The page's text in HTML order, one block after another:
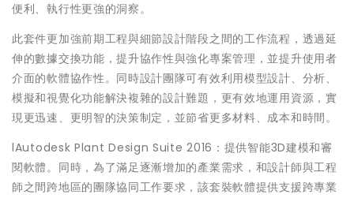
便利、執行性更強的洞察。
此套件更加強前期工程與細節設計階段之間的工作流程，透過延
伸的數據交換功能，提升協作性與強化專案管理，並提升使用者
介面的軟體協作性。同時設計團隊可有效利用模型設計、分析、
模擬和視覺化功能解決複雜的設計難題，更有效地運用資源，實
現更迅速、更明智的決策制定，並節省更多材料、成本和時間。
lAutodesk Plant Design Suite 2016：提供智能3D建模和審
閱軟體。同時，為了滿足逐漸增加的產業需求，和設計師與工程
師之間跨地區的團隊協同工作要求，該套裝軟體提供支援跨專業